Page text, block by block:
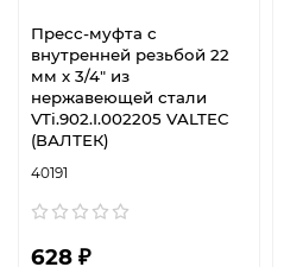
Пресс-муфта с
внутренней резьбой 22
мм х 3/4" из
нержавеющей стали
VTi.902.I.002205 VALTEC
(ВАЛТЕК)
40191
628 ₽